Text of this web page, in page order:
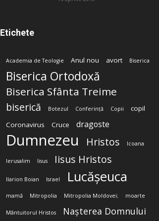
Etichete
Academia de Teologie Anul nou avort Biserica
Biserica Ortodoxă
Biserica Sfânta Treime
biserică Botezul Conferință Copii
copil
Coronavirus
Cruce dragoste
Dumnezeu Hristos Icoana
Ierusalim Iisus Iisus Hristos
Ilarion Boian Israel Lucășeuca
mamă Mitropolia Mitropolia Moldovei; moarte
Mântuitorul Hristos Nașterea Domnului